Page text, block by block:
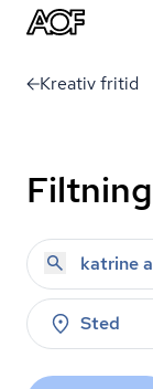
Kreativ fritid
Filtning
Sted